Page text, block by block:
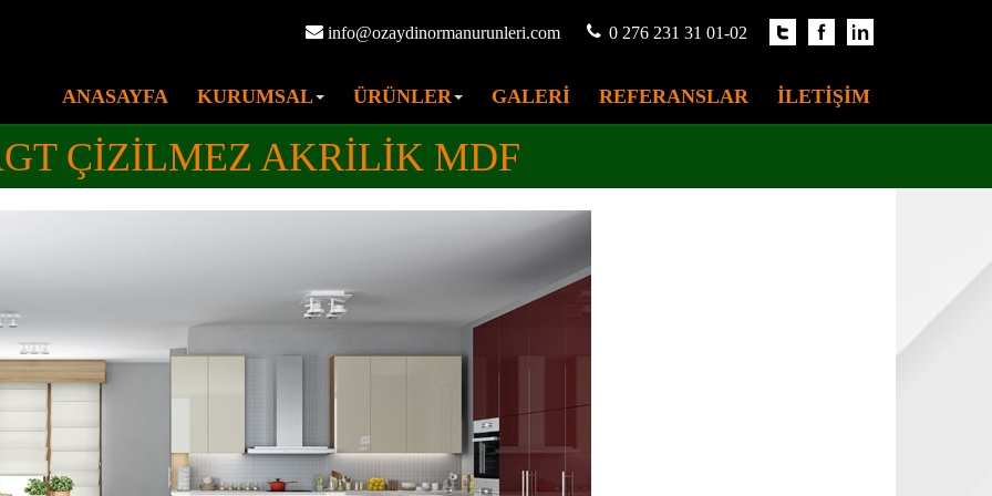
info@ozaydinormanurunleri.com 0 276 231 31 01-02
ANASAYFA KURUMSAL ÜRÜNLER GALERİ REFERANSLAR İLETİŞİM
ÇİZİLMEZ AKRİLİK MDF